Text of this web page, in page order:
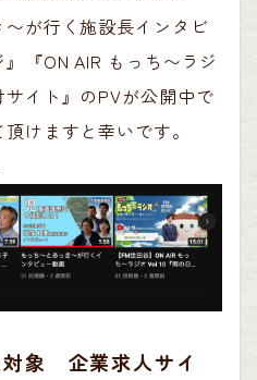
が行く施設長インタビ
『ON AIR もっち〜ラジ
イト』のPVが公開中で
けますと幸いです。
対象 企業求人サイ